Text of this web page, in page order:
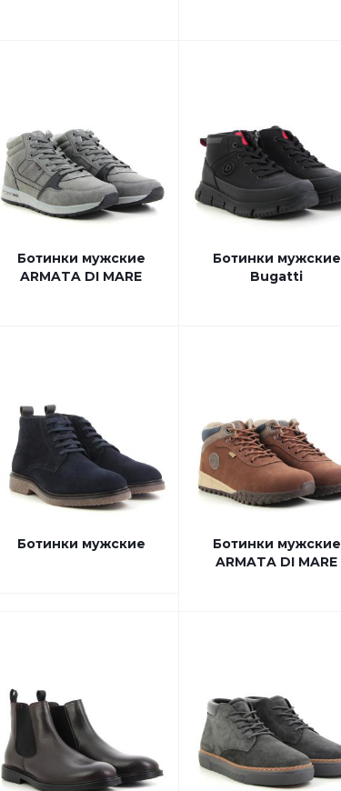
Ботинки мужские
ARMATA DI MARE
Ботинки мужские
Bugatti
Ботинки мужские
Ботинки мужские
ARMATA DI MARE